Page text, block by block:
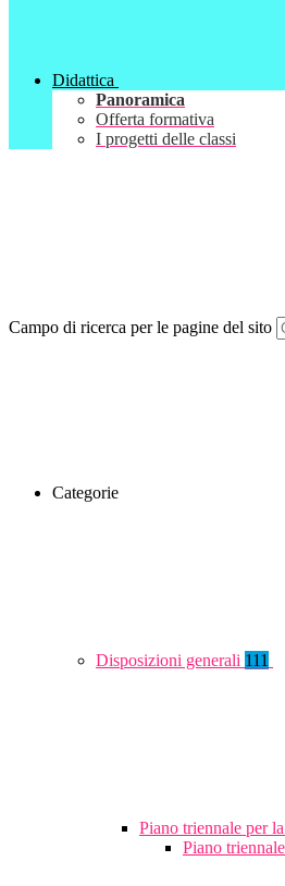
Didattica
Panoramica
Offerta formativa
I progetti delle classi
Campo di ricerca per le pagine del sito
Categorie
Disposizioni generali 111
Piano triennale per
Piano